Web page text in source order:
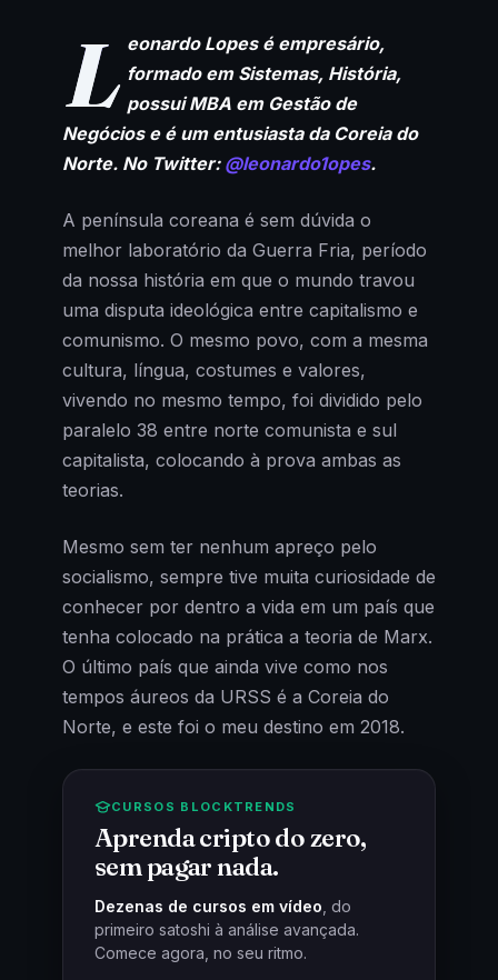
L eonardo Lopes é empresário,
formado em Sistemas, História,
possui MBA em Gestão de
Negócios e é um entusiasta da Coreia do
Norte. No Twitter: @leonardo1opes.
A península coreana é sem dúvida o
melhor laboratório da Guerra Fria, período
da nossa história em que o mundo travou
uma disputa ideológica entre capitalismo e
comunismo. O mesmo povo, com a mesma
cultura, língua, costumes e valores,
vivendo no mesmo tempo, foi dividido pelo
paralelo 38 entre norte comunista e sul
capitalista, colocando à prova ambas as
teorias.
Mesmo sem ter nenhum apreço pelo
socialismo, sempre tive muita curiosidade de
conhecer por dentro a vida em um país que
tenha colocado na prática a teoria de Marx.
O último país que ainda vive como nos
tempos áureos da URSS é a Coreia do
Norte, e este foi o meu destino em 2018.
CURSOS BLOCKTRENDS
Aprenda cripto do zero,
sem pagar nada.
Dezenas de cursos em vídeo , do
primeiro satoshi à análise avançada.
Comece agora, no seu ritmo.